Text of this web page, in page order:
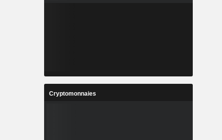
Cryptomonnaies